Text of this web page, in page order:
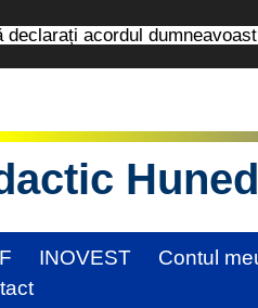
acordul
INOVEST Contul